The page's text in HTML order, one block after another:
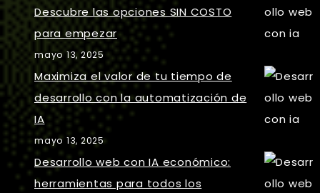
Descubre las opciones SIN COSTO
para empezar
mayo 13, 2025
Maximiza el valor de tu tiempo de
desarrollo con la automatización de
IA
mayo 13, 2025
Desarrollo web con IA económico:
herramientas para todos los